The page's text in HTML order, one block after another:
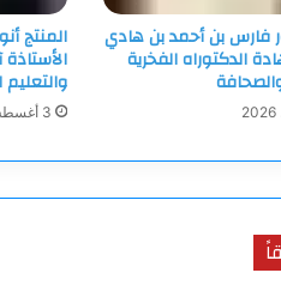
فارس بن أحمد بن هادي
الدكتوراه الفخرية
المنتج
3 أغسطس، 2026